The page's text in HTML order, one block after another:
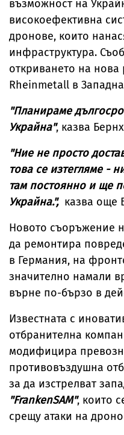
възможност на
високоефективна
дронове, които
инфраструктура.
откриването на
Rheinmetall в
"Планираме
Украйна", казва
"Ние не просто
това се изтегляме -
там постоянно и ще
Украйна.", казва още
Новото съоръжение
да ремонтира
в Германия, на
значително намали
върне по-бързо в
Известната с
отбранителна
модифицира
противовъздушна
за да изстрелват
"FrankenSAM", които
срещу атаки на